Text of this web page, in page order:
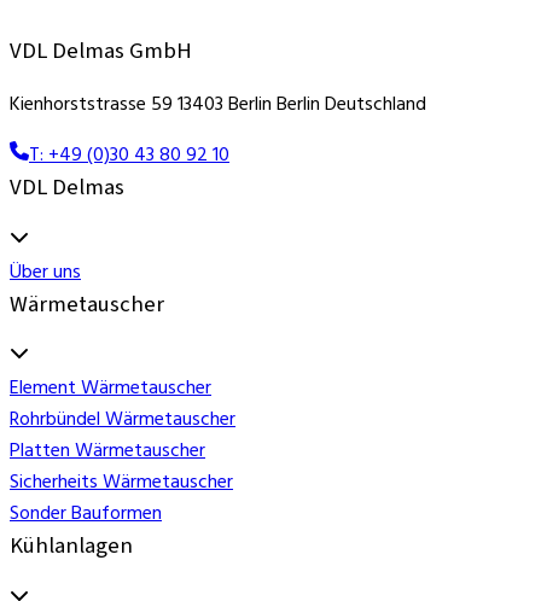
VDL Delmas GmbH
Kienhorststrasse 59 13403 Berlin Berlin Deutschland
T: +49 (0)30 43 80 92 10
VDL Delmas
Über uns
Wärmetauscher
Element Wärmetauscher
Rohrbündel Wärmetauscher
Platten Wärmetauscher
Sicherheits Wärmetauscher
Sonder Bauformen
Kühlanlagen